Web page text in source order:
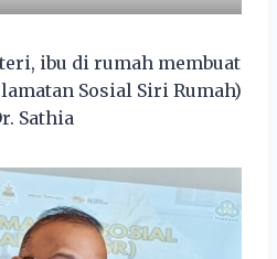
ibu di rumah membuat
Sosial Siri Rumah)
Sathia